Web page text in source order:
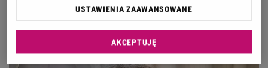
USTAWIENIA ZAAWANSOWANE
AKCEPTUJĘ